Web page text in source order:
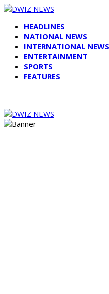
HEADLINES
NATIONAL NEWS
INTERNATIONAL NEWS
ENTERTAINMENT
SPORTS
FEATURES